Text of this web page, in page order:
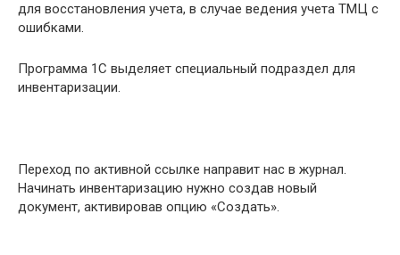
для восстановления учета, в случае ведения учета ТМЦ с
ошибками.
Программа 1С выделяет специальный подраздел для
инвентаризации.
Переход по активной ссылке направит нас в журнал.
Начинать инвентаризацию нужно создав новый
документ, активировав опцию «Создать».